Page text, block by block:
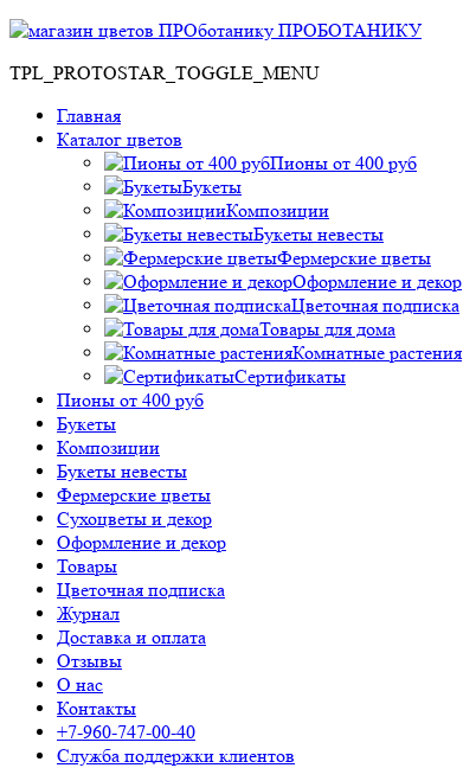
ПРОБОТАНИКУ
TPL_PROTOSTAR_TOGGLE_MENU
Главная
Каталог цветов
Пионы от 400 руб
Букеты
Композиции
Букеты невесты
Фермерские цветы
Оформление и декор
Цветочная подписка
Товары для дома
Комнатные растения
Сертификаты
Пионы от 400 руб
Букеты
Композиции
Букеты невесты
Фермерские цветы
Сухоцветы и декор
Оформление и декор
Товары
Цветочная подписка
Журнал
Доставка и оплата
Отзывы
О нас
Контакты
+7-960-747-00-40
Служба поддержки клиентов